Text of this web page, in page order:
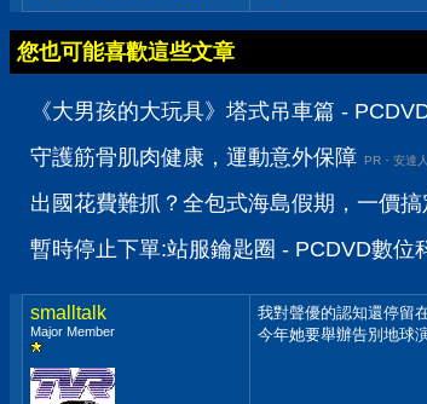
您也可能喜歡這些文章
《大男孩的大玩具》塔式吊車篇 -
守護筋骨肌肉健康，運動意外保障 PR・安達
出國花費難抓？全包式海島假期，一價搞
暫時停止下單:站服鑰匙圈 - PCDVD數位
smalltalk
Major Member
我對聲優的認知還停留
今年她要舉辦告別地球